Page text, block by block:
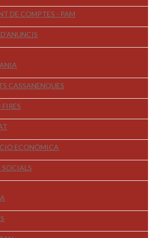
DE COMPTES - PAM
CASSANENQUES
FIRES
ECONÒMICA
SOCIALS